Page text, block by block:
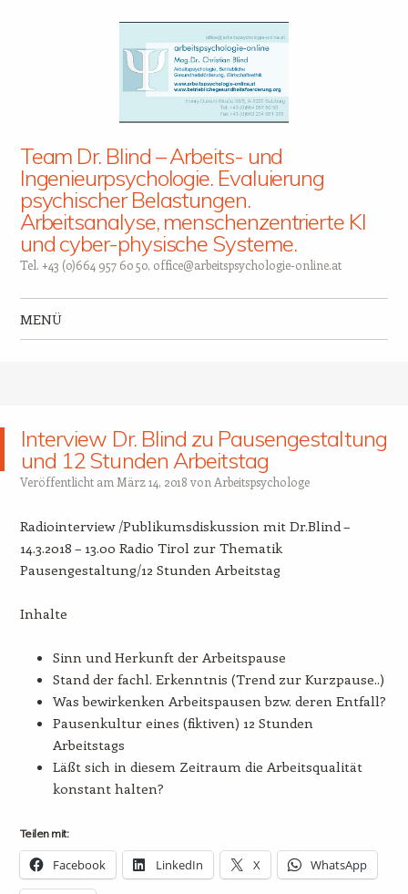
Team Dr. Blind – Arbeits- und
Ingenieurpsychologie. Evaluierung
psychischer Belastungen.
Arbeitsanalyse, menschenzentrierte KI
und cyber-physische Systeme.
Tel. +43 (0)664 957 60 50, office@arbeitspsychologie-online.at
MENÜ
Interview Dr. Blind zu Pausengestaltung
und 12 Stunden Arbeitstag
Veröffentlicht am März 14, 2018 von Arbeitspsychologe
Radiointerview /Publikumsdiskussion mit Dr.Blind –
14.3.2018 – 13.00 Radio Tirol zur Thematik
Pausengestaltung/12 Stunden Arbeitstag
Inhalte
Sinn und Herkunft der Arbeitspause
Stand der fachl. Erkenntnis (Trend zur Kurzpause..)
Was bewirkenken Arbeitspausen bzw. deren Entfall?
Pausenkultur eines (fiktiven) 12 Stunden
Arbeitstags
Läßt sich in diesem Zeitraum die Arbeitsqualität
konstant halten?
Teilen mit:
Facebook LinkedIn X WhatsApp